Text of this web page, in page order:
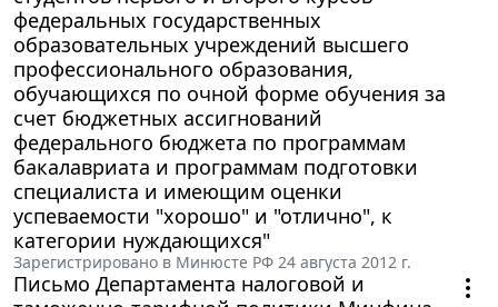
федеральных государственных
образовательных учреждений высшего
профессионального образования,
обучающихся по очной форме обучения за
счет бюджетных ассигнований
федерального бюджета по программам
бакалавриата и программам подготовки
специалиста и имеющим оценки
успеваемости "хорошо" и "отлично", к
категории нуждающихся"
Зарегистрировано в Минюсте РФ 24 августа 2012 г.
Письмо Департамента налоговой и